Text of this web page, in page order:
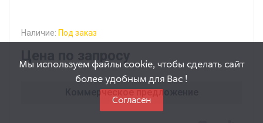
Наличие: Под заказ
Коммерческое предложение
Мы используем файлы cookie, чтобы сделать сайт
более удобным для Вас !
Согласен